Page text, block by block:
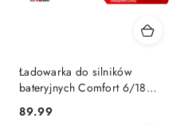
Ładowarka do silników
bateryjnych Comfort 6/18
RCS
Cena:
89.99